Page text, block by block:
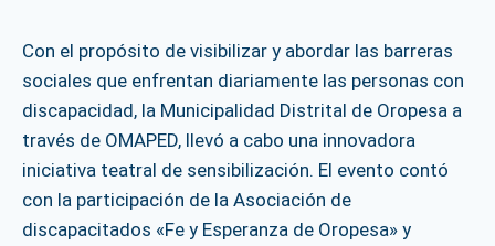
Con el propósito de visibilizar y abordar las barreras
sociales que enfrentan diariamente las personas con
discapacidad, la Municipalidad Distrital de Oropesa a
través de OMAPED, llevó a cabo una innovadora
iniciativa teatral de sensibilización. El evento contó
con la participación de la Asociación de
discapacitados «Fe y Esperanza de Oropesa» y